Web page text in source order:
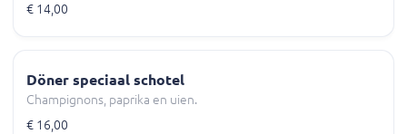
€ 14,00
Döner speciaal schotel
Champignons, paprika en uien.
€ 16,00